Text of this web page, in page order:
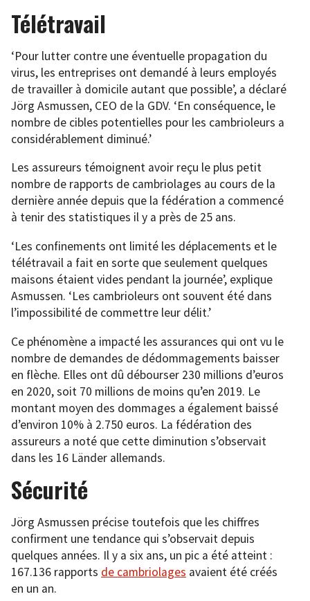
Télétravail
‘Pour lutter contre une éventuelle propagation du
virus, les entreprises ont demandé à leurs employés
de travailler à domicile autant que possible’, a déclaré
Jörg Asmussen, CEO de la GDV. ‘En conséquence, le
nombre de cibles potentielles pour les cambrioleurs a
considérablement diminué.’
Les assureurs témoignent avoir reçu le plus petit
nombre de rapports de cambriolages au cours de la
dernière année depuis que la fédération a commencé
à tenir des statistiques il y a près de 25 ans.
‘Les confinements ont limité les déplacements et le
télétravail a fait en sorte que seulement quelques
maisons étaient vides pendant la journée’, explique
Asmussen. ‘Les cambrioleurs ont souvent été dans
l’impossibilité de commettre leur délit.’
Ce phénomène a impacté les assurances qui ont vu le
nombre de demandes de dédommagements baisser
en flèche. Elles ont dû débourser 230 millions d’euros
en 2020, soit 70 millions de moins qu’en 2019. Le
montant moyen des dommages a également baissé
d’environ 10% à 2.750 euros. La fédération des
assureurs a noté que cette diminution s’observait
dans les 16 Länder allemands.
Sécurité
Jörg Asmussen précise toutefois que les chiffres
confirment une tendance qui s’observait depuis
quelques années. Il y a six ans, un pic a été atteint :
167.136 rapports de cambriolages avaient été créés
en un an.